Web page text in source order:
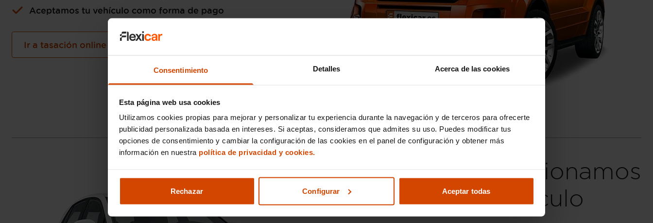
Consentimiento Detalles Acerca de las cookies
Esta página web usa cookies
Utilizamos cookies propias para mejorar y personalizar tu experiencia durante la navegación y de terceros para ofrecerte
publicidad personalizada basada en intereses. Si aceptas, consideramos que admites su uso. Puedes modificar tus
opciones de consentimiento y cambiar la configuración de las cookies en el panel de configuración y obtener más
información en nuestra política de privacidad y cookies.
Rechazar Configurar Aceptar todas
Aceptamos tu vehículo como forma de pago
Ir a tasación online gratuita
Si lo prefieres, gestionamos
la venta de tu vehículo